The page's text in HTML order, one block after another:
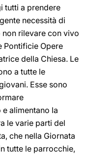
tutti a prendere
necessità di
non rilevare con vivo
Pontificie Opere
della Chiesa. Le
a tutte le
Esse sono
alimentano la
le varie parti del
che nella Giornata
tutte le parrocchie,